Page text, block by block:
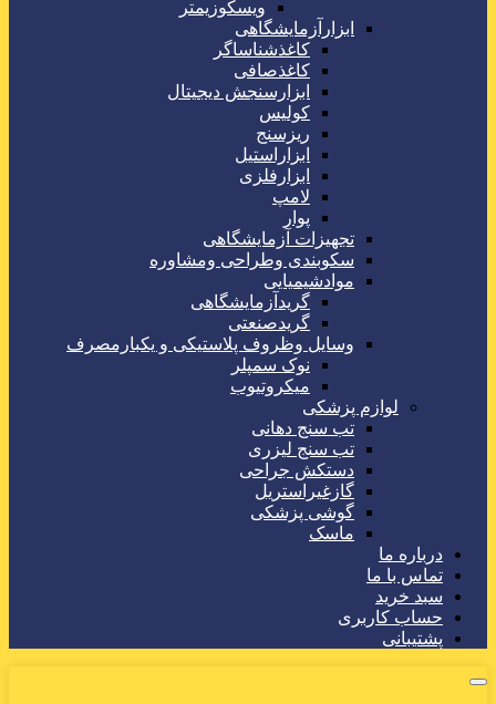
ویسکوزیمتر
ابزارآزمایشگاهی
کاغذشناساگر
کاغذصافی
ابزارسنجش دیجیتال
کولیس
ریزسنج
ابزاراستیل
ابزارفلزی
لامپ
پوار
تجهیزات آزمایشگاهی
سکوبندی وطراحی ومشاوره
موادشیمیایی
گریدآزمایشگاهی
گریدصنعتی
وسایل وظروف پلاستیکی و یکبارمصرف
نوک سمپلر
میکروتیوب
لوازم پزشکی
تب سنج دهانی
تب سنج لیزری
دستکش جراحی
گازغیراستریل
گوشی پزشکی
ماسک
درباره ما
تماس با ما
سبد خرید
حساب کاربری
پشتیبانی